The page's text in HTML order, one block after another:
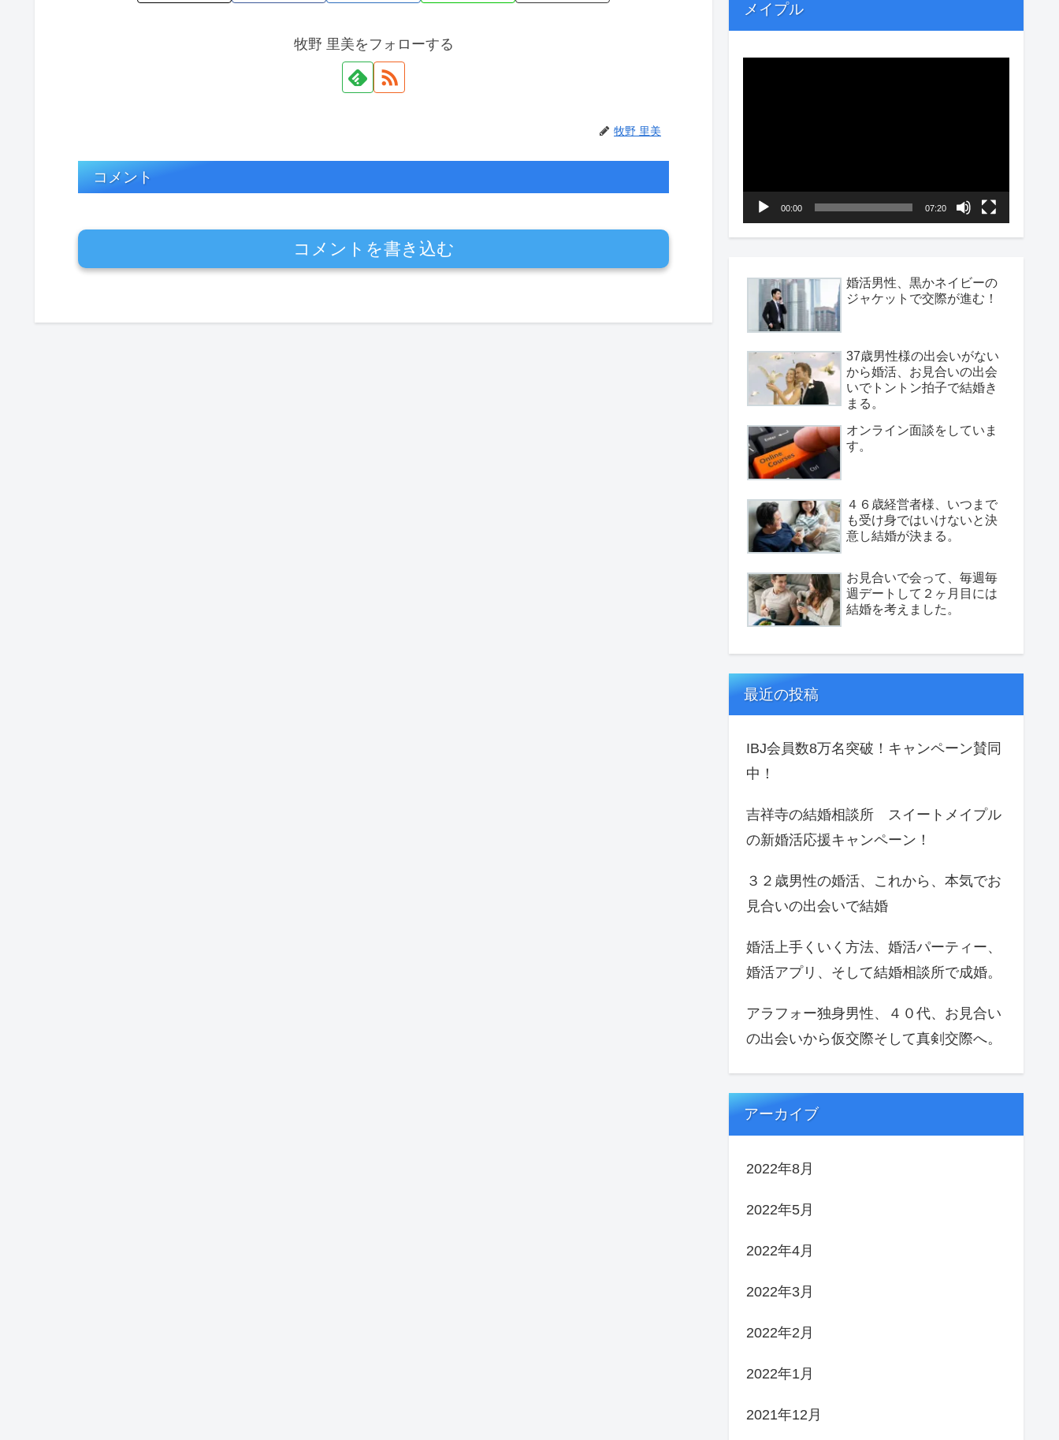
牧野 里美をフォローする
牧野 里美
コメント
コメントを書き込む
メイプル
ヤ
ー
00:00 07:20
婚活男性、黒かネイビーの
ジャケットで交際が進む！
37歳男性様の出会いがない
から婚活、お見合いの出会
いでトントン拍子で結婚き
まる。
オンライン面談をしていま
す。
４６歳経営者様、いつまで
も受け身ではいけないと決
意し結婚が決まる。
お見合いで会って、毎週毎
週デートして２ヶ月目には
結婚を考えました。
最近の投稿
IBJ会員数8万名突破！キャンペーン賛同
中！
吉祥寺の結婚相談所 スイートメイプル
の新婚活応援キャンペーン！
３２歳男性の婚活、これから、本気でお
見合いの出会いで結婚
婚活上手くいく方法、婚活パーティー、
婚活アプリ、そして結婚相談所で成婚。
アラフォー独身男性、４０代、お見合い
の出会いから仮交際そして真剣交際へ。
アーカイブ
2022年8月
2022年5月
2022年4月
2022年3月
2022年2月
2022年1月
2021年12月